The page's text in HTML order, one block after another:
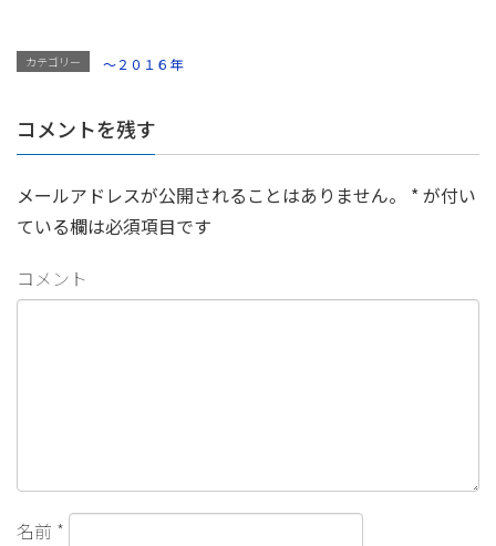
カテゴリー ～２０１６年
コメントを残す
メールアドレスが公開されることはありません。 *が付い
ている欄は必須項目です
コメント
名前 *